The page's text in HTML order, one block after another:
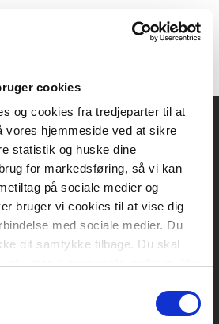
cookies
og cookies fra tredjeparter til at
vores hjemmeside ved at sikre
statistik og huske dine
for markedsføring, så vi kan
på sociale medier og
bruger vi cookies til at vise dig
med sociale medier. Du
dit samtykke tilbage. Du skal